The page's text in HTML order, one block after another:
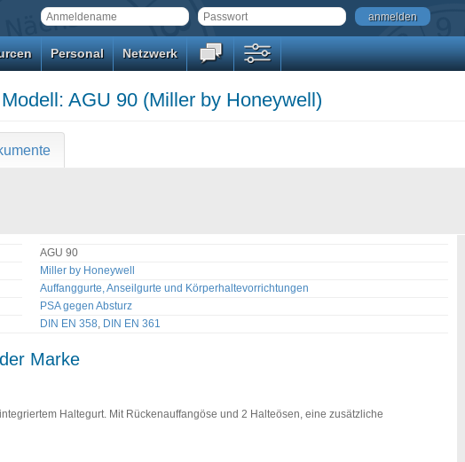
anmelden
Personal Netzwerk
AGU 90 (Miller by Honeywell)
AGU 90
Miller by Honeywell
Auffanggurte, Anseilgurte und Körperhaltevorrichtungen
PSA gegen Absturz
DIN EN 358, DIN EN 361
Marke
Haltegurt. Mit Rückenauffangöse und 2 Halteösen, eine zusätzliche